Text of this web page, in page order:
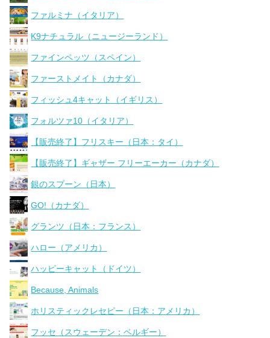
ファルミナ（イタリア）
K9ナチュラル（ニュージーランド）
ファインペッツ（スペイン）
ファーストメイト（カナダ）
フィッシュ4キャット（イギリス）
フォルツァ10（イタリア）
【販売終了】フリスキー（日本：タイ）
【販売終了】ギャザー フリーエーカー（カナダ）
銀のスプーン（日本）
GO!（カナダ）
グランツ（日本：フランス）
ハロー（アメリカ）
ハッピーキャット（ドイツ）
Because, Animals
ホリスティックレセピー（日本：アメリカ）
フッセ（スウェーデン：ベルギー）